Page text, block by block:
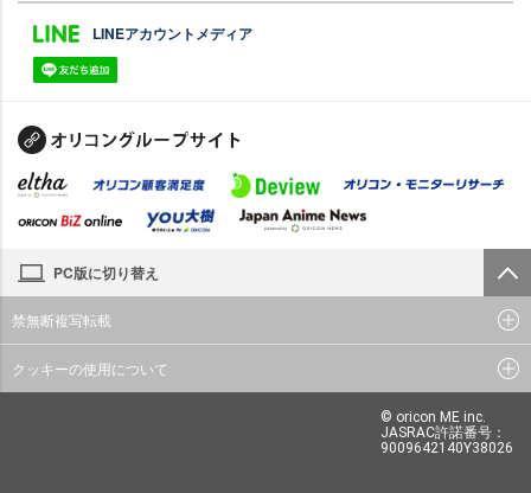
LINEアカウントメディア
PC版に切り替え
禁無断複写転載
クッキーの使用について
© oricon ME inc.
JASRAC許諾番号：
9009642140Y38026